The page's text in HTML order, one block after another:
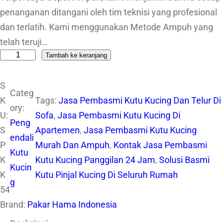
penanganan ditangani oleh tim teknisi yang profesional
dan terlatih. Kami menggunakan Metode Ampuh yang
telah teruji…
a
n
t
i
t
a
s
S
p
Tambah ke keranjang
S
K
U:
S
P
K
K
54
Categ
ory:
Peng
endali
Kutu
Kucin
g
Tags: Jasa Pembasmi Kutu Kucing Dan Telur Di
Sofa, Jasa Pembasmi Kutu Kucing Di
Apartemen, Jasa Pembasmi Kutu Kucing
Murah Dan Ampuh, Kontak Jasa Pembasmi
Kutu Kucing Panggilan 24 Jam, Solusi Basmi
Kutu Pinjal Kucing Di Seluruh Rumah
Brand: Pakar Hama Indonesia